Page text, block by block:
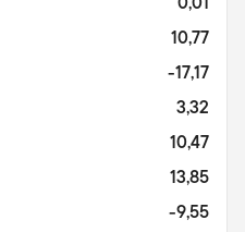
10,77
-17,17
3,32
10,47
13,85
-9,55